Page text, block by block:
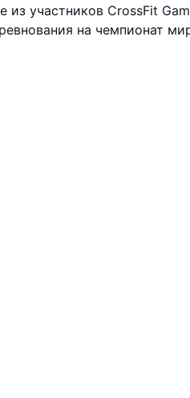
участников CrossFit
на чемпионат